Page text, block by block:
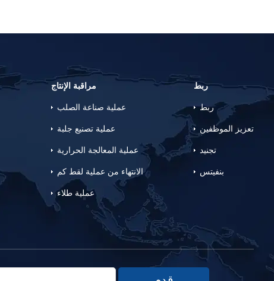
مراقبة الإنتاج
عملية صناعة الصلب
عملية تصنيع جلبة
عملية المعالجة الحرارية
الانتهاء من عملية لقط كم
عملية طلاء
ربط
ربط
تعزيز الموظفين
تجنيد
بنفيتس